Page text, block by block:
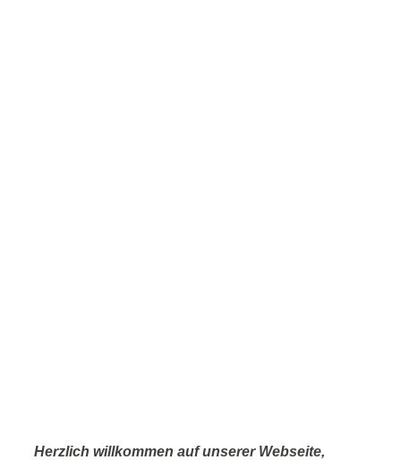
Herzlich willkommen auf unserer Webseite,